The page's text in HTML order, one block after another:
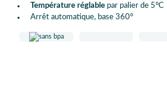
Température réglable par palier de 5°C
Arrêt automatique, base 360°